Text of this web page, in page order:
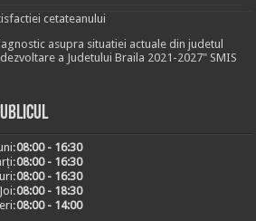
cetateanului
asupra situatiei actuale din judetul
a Judetului Braila 2021-2027" SMIS
08:00 - 16:30
08:00 - 16:30
08:00 - 16:30
Joi:08:00 - 18:30
08:00 - 14:00